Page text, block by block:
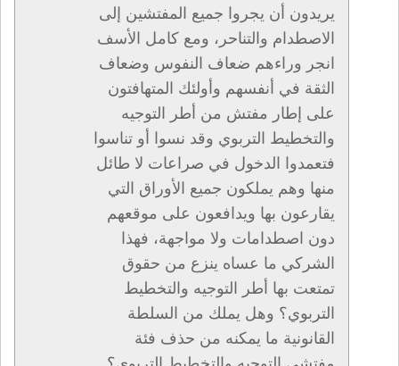
يريدون أن يجروا جميع المفتشين إلى
الاصطدام والتناحر، ومع كامل الأسف
انجر وراءهم ضعاف النفوس وضعاف
الثقة في أنفسهم وأولئك المتهافتون
على إطار مفتش من أطر التوجيه
والتخطيط التربوي وقد نسوا أو تناسوا
فتعمدوا الدخول في صراعات لا طائل
منها وهم يملكون جميع الأوراق التي
يقارعون بها ويدافعون على موقعهم
دون اصطدامات ولا مواجهة، فهذا
الشركي ما عساه ينزع من حقوق
تمتعت بها أطر التوجيه والتخطيط
التربوي؟ وهل يملك من السلطة
القانونية ما يمكنه من حذف فئة